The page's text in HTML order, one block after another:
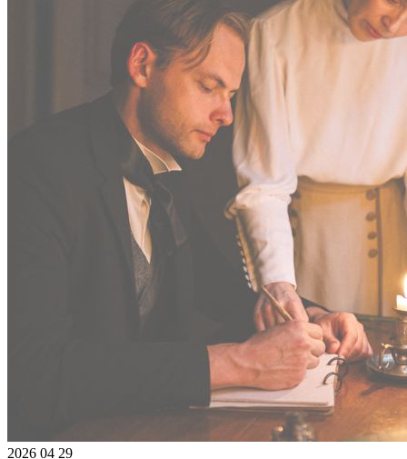
2026 04 29